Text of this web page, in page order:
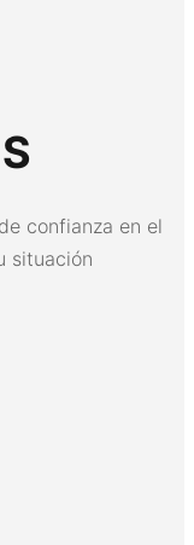
confianza en el
situación